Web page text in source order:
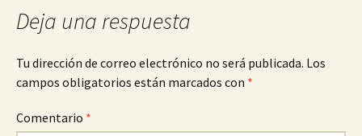
Deja una respuesta
Tu dirección de correo electrónico no será publicada. Los
campos obligatorios están marcados con *
Comentario *